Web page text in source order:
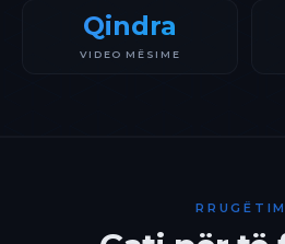
Qindra
VIDEO MËSIME